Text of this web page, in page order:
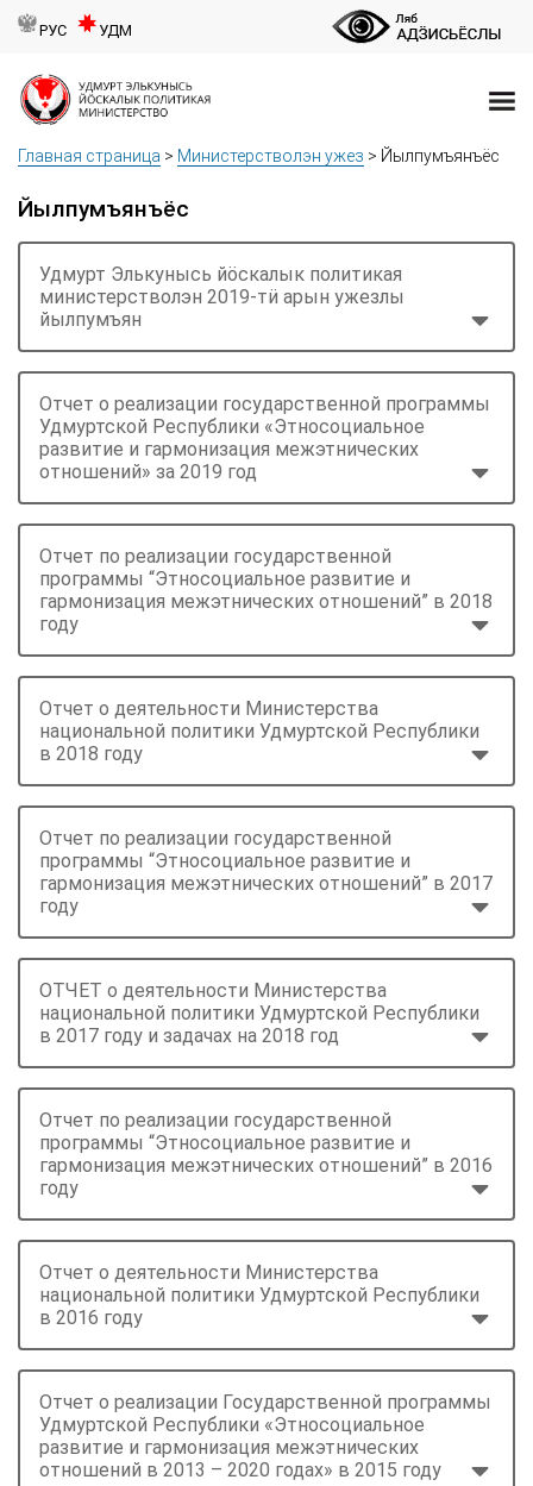
РУС УДМ
Главная страница > Министерстволэн ужез > Йылпумъянъёс
Йылпумъянъёс
Удмурт Элькунысь йӧскалык политикая
министерстволэн 2019-тӥ арын ужезлы
йылпумъян
Отчет о реализации государственной программы
Удмуртской Республики «Этносоциальное
развитие и гармонизация межэтнических
отношений» за 2019 год
Отчет по реализации государственной
программы “Этносоциальное развитие и
гармонизация межэтнических отношений” в 2018
году
Отчет о деятельности Министерства
национальной политики Удмуртской Республики
в 2018 году
Отчет по реализации государственной
программы “Этносоциальное развитие и
гармонизация межэтнических отношений” в 2017
году
ОТЧЕТ о деятельности Министерства
национальной политики Удмуртской Республики
в 2017 году и задачах на 2018 год
Отчет по реализации государственной
программы “Этносоциальное развитие и
гармонизация межэтнических отношений” в 2016
году
Отчет о деятельности Министерства
национальной политики Удмуртской Республики
в 2016 году
Отчет о реализации Государственной программы
Удмуртской Республики «Этносоциальное
развитие и гармонизация межэтнических
отношений в 2013 – 2020 годах» в 2015 году